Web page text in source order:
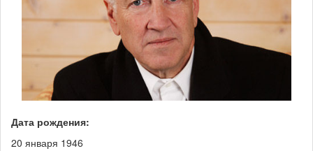
Дата рождения:
20 января 1946